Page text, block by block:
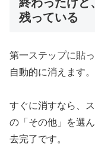
残っている
第一ステップに貼
自動的に消えます。
すぐに消すなら、
の「その他」を選
去完了です。